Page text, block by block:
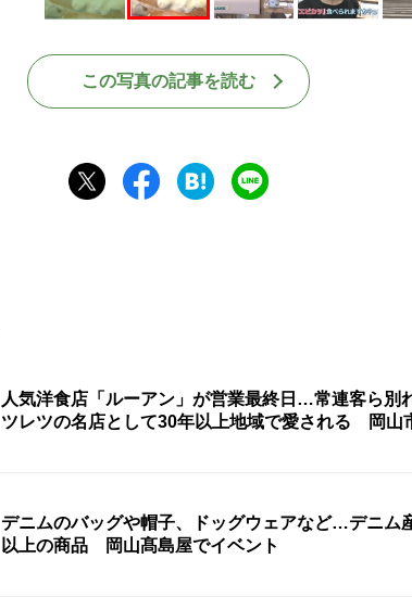
この写真の記事を読む
人気洋食店「ルーアン」が営業最終日…常連客ら
ツレツの名店として30年以上地域で愛される 岡山
デニムのバッグや帽子、ドッグウェアなど…デニム
以上の商品 岡山髙島屋でイベント